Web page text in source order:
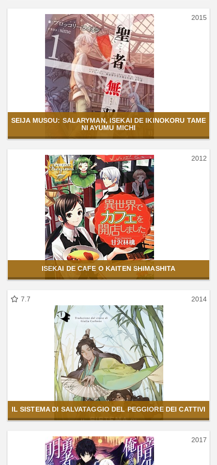
2015
SEIJA MUSOU: SALARYMAN, ISEKAI DE IKINOKORU TAME
NI AYUMU MICHI
2012
ISEKAI DE CAFE O KAITEN SHIMASHITA
7.7 2014
IL SISTEMA DI SALVATAGGIO DEL PEGGIORE DEI CATTIVI
2017